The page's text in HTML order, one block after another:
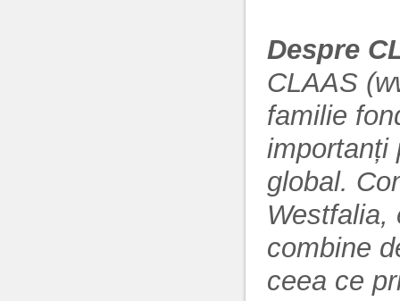
Despre
CLAAS
familie
importanți
global.
Westfalia,
combine
ceea ce